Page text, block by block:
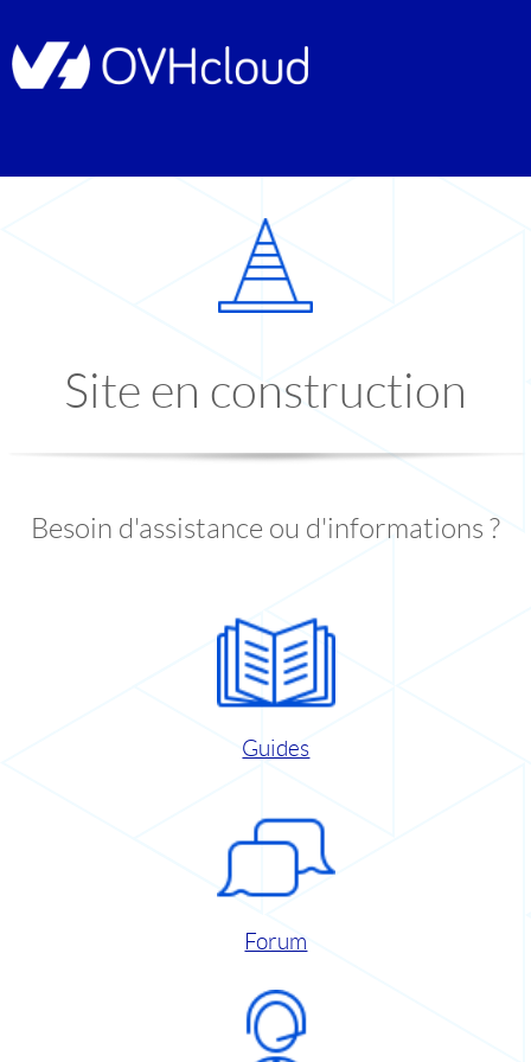
Site en construction
Besoin d'assistance ou d'informations ?
Guides
Forum